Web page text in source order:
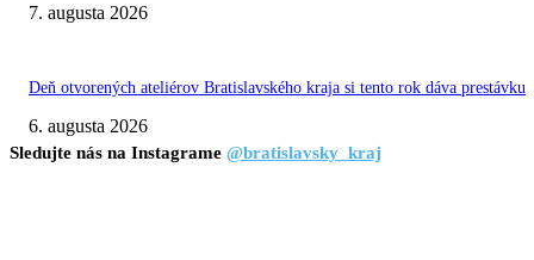
7. augusta 2026
Deň otvorených ateliérov Bratislavského kraja si tento rok dáva prestávku
6. augusta 2026
Sledujte nás na Instagrame @bratislavsky_kraj